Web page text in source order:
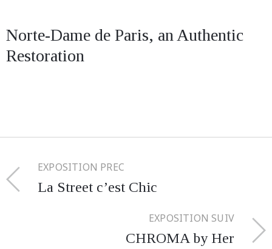
Norte-Dame de Paris, an Authentic
Restoration
EXPOSITION PREC
La Street c’est Chic
EXPOSITION SUIV
CHROMA by Her